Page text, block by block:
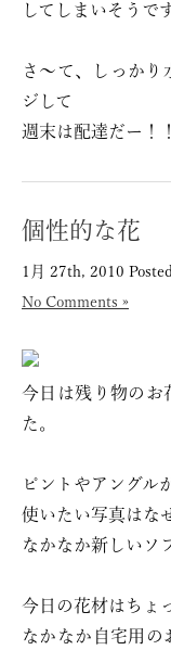
してしまいそうで
さ～て、しっかり
ジして
週末は配達だー！
個性的な花
1月 27th, 2010
No Comments »
今日は残り物のお
た。
ピントやアングル
使いたい写真はな
なかなか新しいソ
今日の花材はちょ
なかなか自宅用の